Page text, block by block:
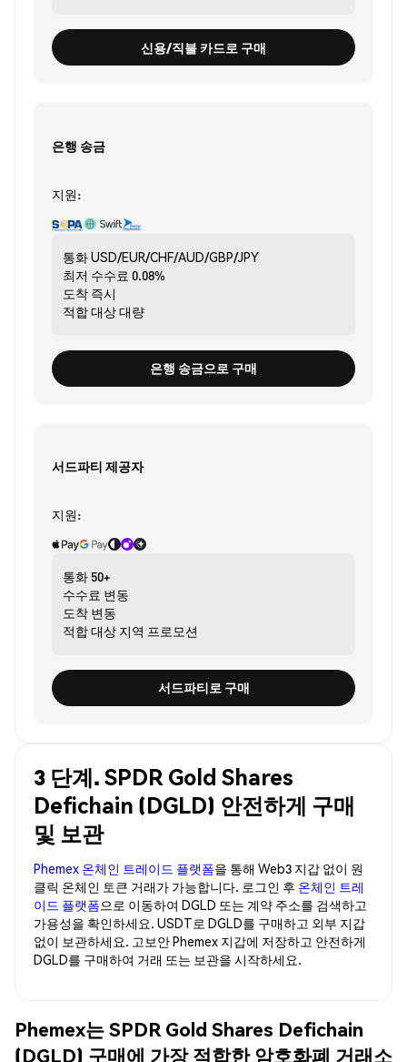
신용/직불 카드로 구매
은행 송금
지원:
통화USD/EUR/CHF/AUD/GBP/JPY
최저 수수료 0.08%
도착 즉시
적합 대상대량
은행 송금으로 구매
서드파티 제공자
지원:
통화 50+
수수료 변동
도착 변동
적합 대상 지역 프로모션
서드파티로 구매
3 단계. SPDR Gold Shares
Defichain (DGLD) 안전하게 구매
및 보관
Phemex 온체인 트레이드 플랫폼을 통해 Web3 지갑 없이 원
클릭 온체인 토큰 거래가 가능합니다. 로그인 후 온체인 트레
이드 플랫폼으로 이동하여 DGLD 또는 계약 주소를 검색하고
가용성을 확인하세요. USDT로 DGLD를 구매하고 외부 지갑
없이 보관하세요. 고보안 Phemex 지갑에 저장하고 안전하게
DGLD를 구매하여 거래 또는 보관을 시작하세요.
Phemex는 SPDR Gold Shares Defichain
(DGLD) 구매에 가장 적합한 암호화폐 거래소